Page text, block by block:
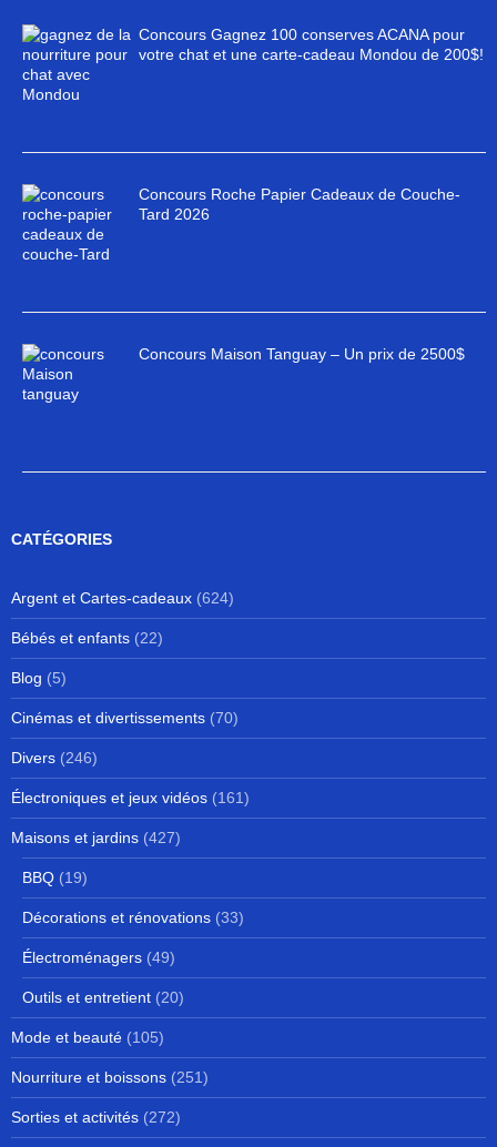
Concours Gagnez 100 conserves ACANA pour
votre chat et une carte-cadeau Mondou de 200$!
Concours Roche Papier Cadeaux de Couche-
Tard 2026
Concours Maison Tanguay – Un prix de 2500$
CATÉGORIES
Argent et Cartes-cadeaux (624)
Bébés et enfants (22)
Blog (5)
Cinémas et divertissements (70)
Divers (246)
Électroniques et jeux vidéos (161)
Maisons et jardins (427)
BBQ (19)
Décorations et rénovations (33)
Électroménagers (49)
Outils et entretient (20)
Mode et beauté (105)
Nourriture et boissons (251)
Sorties et activités (272)